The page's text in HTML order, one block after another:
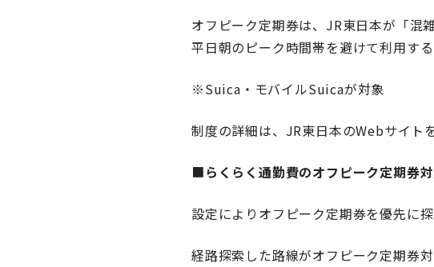
導入効果シミュレーション
料金・概要資料をDL
オフピーク定期券は、JR東日本が「混
平日朝のピーク時間帯を避けて利用す
※Suica・モバイルSuicaが対象
制度の詳細は、JR東日本のWebサイ
■らくらく通勤費のオフピーク定期券
設定によりオフピーク定期券を優先に探
経路探索した路線がオフピーク定期券